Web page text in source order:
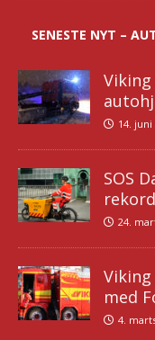
SENESTE NYT –
14. juni
SOS
24.
med
4.